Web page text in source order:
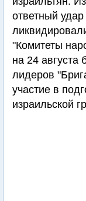
ответный
"Комитеты
на 24 августа
лидеров
участие в
израильской